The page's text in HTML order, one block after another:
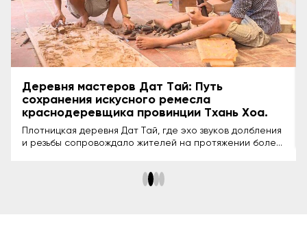
Путешествие к истокам буддийской
культуры в храме Тхань Ха
Пагода Тхань Ха — это не только старинное место
буддийского служения в Тхань Хоа, но и культурный
центр, распространяющий жизненные ценности среди
уникальном духовном опыте, который предлагает эта